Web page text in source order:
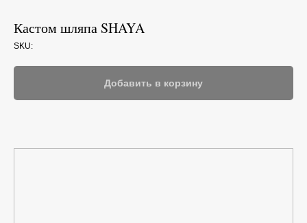
Кастом шляпа SHAYA
SKU:
Добавить в корзину